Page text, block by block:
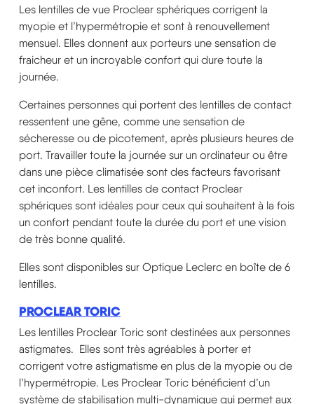
Les lentilles de vue Proclear sphériques corrigent la
myopie et l’hypermétropie et sont à renouvellement
mensuel. Elles donnent aux porteurs une sensation de
fraicheur et un incroyable confort qui dure toute la
journée.
Certaines personnes qui portent des lentilles de contact
ressentent une gêne, comme une sensation de
sécheresse ou de picotement, après plusieurs heures de
port. Travailler toute la journée sur un ordinateur ou être
dans une pièce climatisée sont des facteurs favorisant
cet inconfort. Les lentilles de contact Proclear
sphériques sont idéales pour ceux qui souhaitent à la fois
un confort pendant toute la durée du port et une vision
de très bonne qualité.
Elles sont disponibles sur Optique Leclerc en boîte de 6
lentilles.
PROCLEAR TORIC
Les lentilles Proclear Toric sont destinées aux personnes
astigmates. Elles sont très agréables à porter et
corrigent votre astigmatisme en plus de la myopie ou de
l’hypermétropie. Les Proclear Toric bénéficient d’un
système de stabilisation multi-dynamique qui permet aux